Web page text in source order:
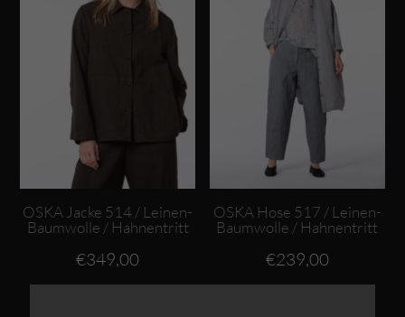
OSKA Jacke 514 / Leinen-
Baumwolle / Hahnentritt
€349,00
Enthält 19% MwSt.
OSKA Hose 517 / Leinen-
Baumwolle / Hahnentritt
€239,00
Enthält 19% MwSt.